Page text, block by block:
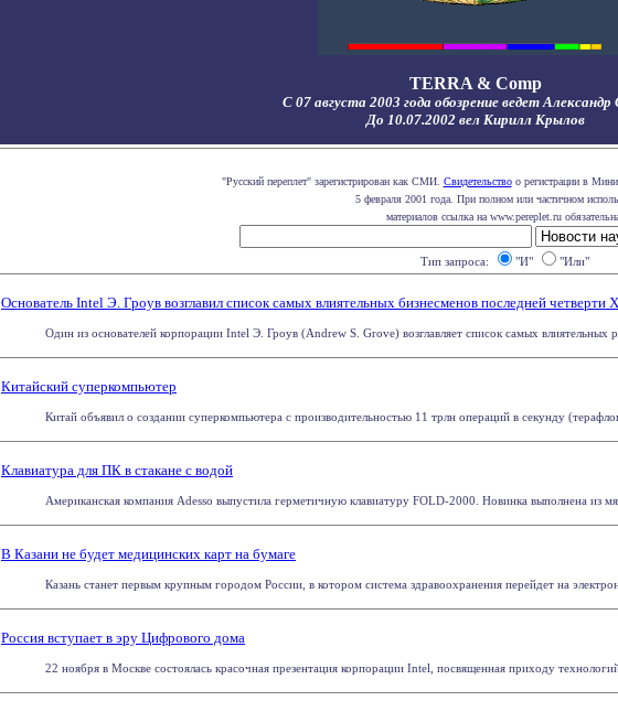
TERRA & Comp
С 07 августа 2003 года обозрение ведет Александр
До 10.07.2002 вел Кирилл Крылов
"Русский переплет" зарегистрирован как СМИ. Свидетельствоо регистрации в
5 февраля 2001 года. При полном или частичном
материалов ссылка на www.pereplet.ru
Тип запроса: "И" "Или"
Основатель Intel Э. Гроув возглавил список самых влиятельных бизнесменов последней четверти
Один из основателей корпорации Intel Э. Гроув (Andrew S. Grove) возглавляет список самых влиятельных
Китайский суперкомпьютер
Китай объявил о создании суперкомпьютера с производительностью 11 трлн операций в секунду
Клавиатура для ПК в стакане с водой
Американская компания Adesso выпустила герметичную клавиатуру FOLD-2000. Новинка выполнена из
В Казани не будет медицинских карт на бумаге
Казань станет первым крупным городом России, в котором система здравоохранения перейдет на
Россия вступает в эру Цифрового дома
22 ноября в Москве состоялась красочная презентация корпорации Intel, посвященная приходу